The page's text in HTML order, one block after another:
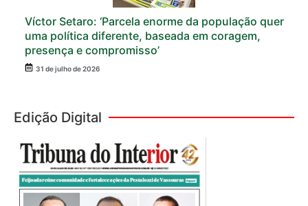
Víctor Setaro: ‘Parcela enorme da população quer
uma política diferente, baseada em coragem,
presença e compromisso’
31 de julho de 2026
Edição Digital